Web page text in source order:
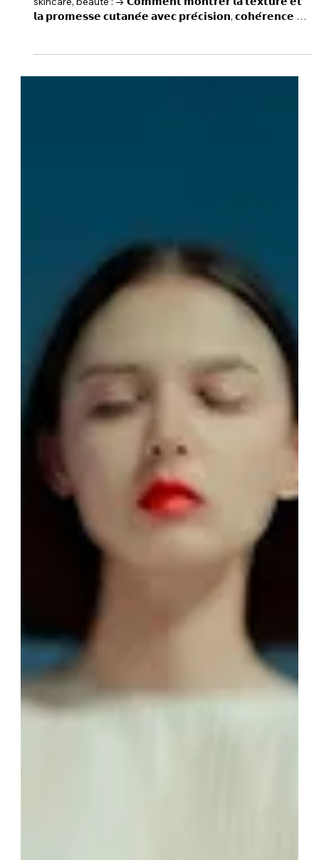
2 min de lecture
IA sensorielle & Création augmentée
Process IA en 6 étapes (pensé pour les
marques cosmétiques)
En 2026, la question reste la même pour toutes les marques
skincare, beauté : → 𝗖𝗼𝗺𝗺𝗲𝗻𝘁 𝗺𝗼𝗻𝘁𝗿𝗲𝗿 𝗹𝗮 𝘁𝗲𝘅𝘁𝘂𝗿𝗲 𝗲𝘁
𝗹𝗮 𝗽𝗿𝗼𝗺𝗲𝘀𝘀𝗲 𝗰𝘂𝘁𝗮𝗻𝗲́𝗲 𝗮𝘃𝗲𝗰 𝗽𝗿𝗲́𝗰𝗶𝘀𝗶𝗼𝗻, 𝗰𝗼𝗵𝗲́𝗿𝗲𝗻𝗰𝗲 𝗲𝘁
𝗱𝗲́𝘀𝗶𝗿𝗮𝗯𝗶𝗹𝗶𝘁𝗲́ ? C'est là où j'interviens. Mon But : créer un
process IA efficace et adapté aux besoins des marques
cosmétiques, beauté et luxe. Créer des visuels & vidéos
sensoriels, à haut niveau d'exigence visuel et